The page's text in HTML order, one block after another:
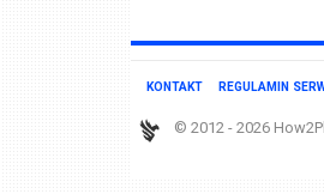
KONTAKT REGULAMIN
© 2012 - 2026